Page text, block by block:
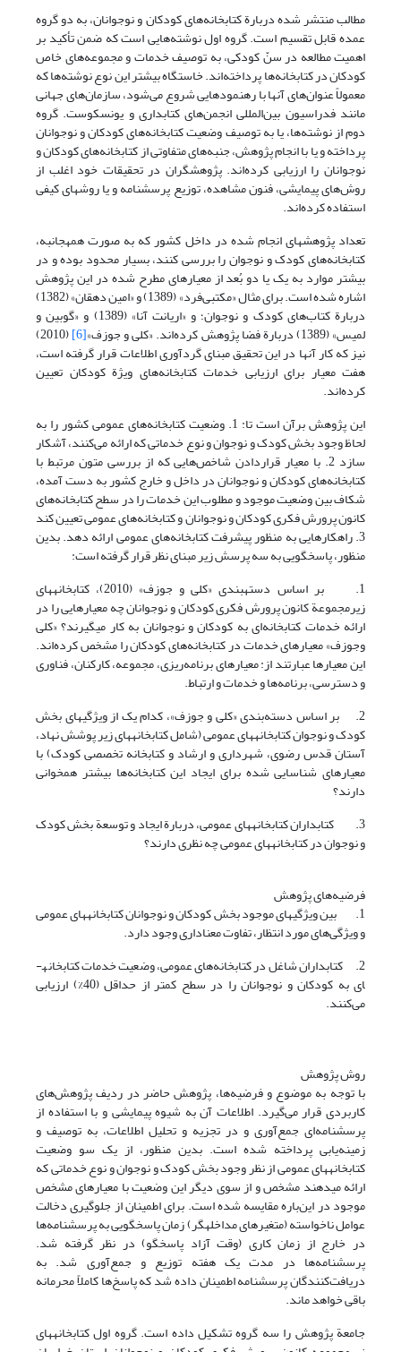
مطالب منتشر شده دربارة کتابخانه‌های کودکان و نوجوانان، به دو گروه
عمده قابل تقسیم است. گروه اول نوشته‌هایی است که ضمن تأکید بر
اهمیت مطالعه در سنّ کودکی، به توصیف خدمات و مجموعه‌های خاص
کودکان در کتابخانه‌ها پرداخته‌اند. خاستگاه بیشتر این نوع نوشته‌ها که
معمولاً عنوان‌های آنها با رهنمودهایی شروع می‌شود، سازمان‌های جهانی
مانند فدراسیون بین‌المللی انجمن‌های کتابداری و یونسکوست. گروه
دوم از نوشته‌ها، یا به توصیف وضعیت کتابخانه‌های کودکان و نوجوانان
پرداخته و یا با انجام پژوهش، جنبه‌های متفاوتی از کتابخانه‌های کودکان و
نوجوانان را ارزیابی کرده‌اند. پژوهشگران در تحقیقات خود اغلب از
روش‌های پیمایشی، فنون مشاهده، توزیع پرسشنامه و یا روش­های کیفی
استفاده کرده‌اند.
تعداد پژوهش‎های ‎انجام شده در داخل کشور که به صورت همه­جانبه،
کتابخانه‌های کودک و نوجوان را بررسی کنند، بسیار محدود بوده و در
بیشتر موارد به یک یا دو بُعد از معیارهای مطرح شده در این پژوهش
اشاره شده است. برای مثال «مکتبی‌فرد» (1389) و «امین دهقان» (1382)
دربارة کتاب‌های کودک و نوجوان؛ و «اریانت آنا» (1389) و «گوبین و
لمیس» (1389) دربارة فضا پژوهش کرده‌اند. «کلی و جوزف» [6]
(2010)
نیز که کار آنها در این تحقیق مبنای گردآوری اطلاعات قرار گرفته است،
هفت معیار برای ارزیابی خدمات کتابخانه‌های ویژة کودکان تعیین
کرده‌اند.
این پژوهش برآن است تا: 1. وضعیت کتابخانه‌های عمومی کشور را به
لحاظ وجود بخش کودک و نوجوان و نوع خدماتی که ارائه می‌کنند، آشکار
سازد 2. با معیار قراردادن شاخص‌هایی که از بررسی متون مرتبط با
کتابخانه‌های کودکان و نوجوانان در داخل و خارج کشور به دست آمده،
شکاف بین وضعیت موجود و مطلوب این خدمات را در سطح کتابخانه‌های
کانون پرورش فکری کودکان و نوجوانان و کتابخانه‌های عمومی تعیین کند
3. راهکارهایی به منظور پیشرفت کتابخانه‌های عمومی ارائه دهد. بدین
منظور، پاسخگویی به سه پرسش زیر مبنای نظر قرار گرفته است:
1. بر اساس دسته­بندی «کلی و جوزف» (2010)، کتابخانه‎های
زیرمجموعة ‎کانون پرورش فکری کودکان و نوجوانان چه معیارهایی را در
ارائه خدمات کتابخانه‌ای به کودکان و نوجوانان به کار می‎گیرند؟ «کلی
وجوزف» معیارهای خدمات در کتابخانه‌های کودکان را مشخص کرده‌اند.
این معیارها عبارتند از: معیارهای برنامه‌ریزی، مجموعه، کارکنان، فناوری
و دسترسی، برنامه‌ها و خدمات و ارتباط.
2. بر اساس دسته‌بندی «کلی و جوزف»، کدام یک از ویژگی‎های ‎بخش
کودک و نوجوان کتابخانه‎های ‎عمومی (شامل کتابخانه‎های ‎زیر پوشش نهاد،
آستان قدس رضوی، شهرداری و ارشاد و کتابخانه تخصصی کودک) با
معیارهای شناسایی شده برای ایجاد این کتابخانه‌ها بیشتر همخوانی
دارند؟
3. کتابداران کتابخانه‎های ‎عمومی، دربارة ایجاد و توسعة بخش کودک
و نوجوان در کتابخانه‎های ‎عمومی چه نظری دارند؟
فرضیه‌های پژوهش
1. بین ویژگی‎های ‎موجود بخش کودکان و نوجوانان کتابخانه‎های ‎عمومی
و ویژگی‌های مورد انتظار، تفاوت معناداری وجود دارد.
2. کتابداران شاغل در کتابخانه‌های عمومی، وضعیت خدمات کتابخانه­
ای به کودکان و نوجوانان را در سطح کمتر از حداقل (40%) ارزیابی
می‌کنند.
روش پژوهش
با توجه به موضوع و فرضیه‌ها، پژوهش حاضر در ردیف پژوهش‌های
کاربردی قرار می‌گیرد. اطلاعات آن به شیوه پیمایشی و با استفاده از
پرسشنامه‌ای جمع‌آوری و در تجزیه و تحلیل اطلاعات، به توصیف و
زمینه‌یابی پرداخته شده است. بدین منظور، از یک سو وضعیت
کتابخانه‎های ‎عمومی از نظر وجود بخش کودک و نوجوان و نوع خدماتی که
ارائه می‎دهند مشخص و از سوی دیگر این وضعیت با معیار‎های ‎مشخص
موجود در این‌باره مقایسه شده است. برای اطمینان از جلوگیری دخالت
عوامل ناخواسته (متغیرهای مداخله­گر) زمان پاسخگویی به پرسشنامه‌ها
در خارج از زمان کاری (وقت آزاد پاسخگو) در نظر گرفته شد.
پرسشنامه‌ها در مدت یک هفته توزیع و جمع‌آوری شد. به
دریافت‌کنندگان پرسشنامه اطمینان داده شد که پاسخ‌ها کاملاً محرمانه
باقی خواهد ماند.
جامعة پژوهش را سه گروه تشکیل داده است. گروه اول کتابخانه‎های